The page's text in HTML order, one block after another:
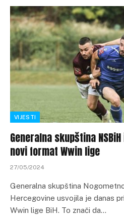
VIJESTI
Generalna skupština
novi format Wwin lige
27/05/2024
Generalna skupština
Hercegovine usvojila je danas
Wwin lige BiH. To znači da…